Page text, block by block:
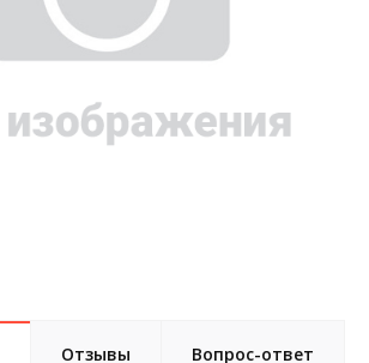
Отзывы Вопрос-ответ